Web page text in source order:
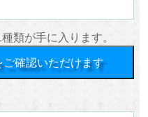
類が手に入ります。
確認いただけます